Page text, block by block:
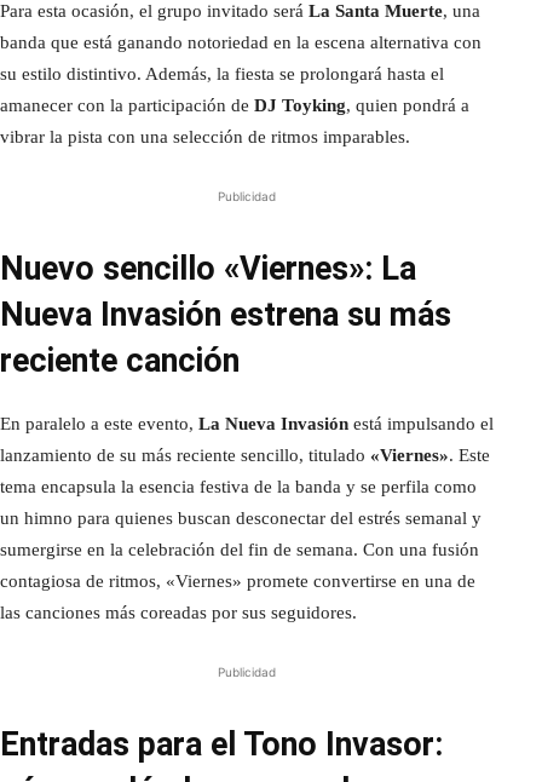
Para esta ocasión, el grupo invitado será La Santa Muerte, una
banda que está ganando notoriedad en la escena alternativa con
su estilo distintivo. Además, la fiesta se prolongará hasta el
amanecer con la participación de DJ Toyking, quien pondrá a
vibrar la pista con una selección de ritmos imparables.
Publicidad
Nuevo sencillo «Viernes»: La
Nueva Invasión estrena su más
reciente canción
En paralelo a este evento, La Nueva Invasión está impulsando el
lanzamiento de su más reciente sencillo, titulado «Viernes». Este
tema encapsula la esencia festiva de la banda y se perfila como
un himno para quienes buscan desconectar del estrés semanal y
sumergirse en la celebración del fin de semana. Con una fusión
contagiosa de ritmos, «Viernes» promete convertirse en una de
las canciones más coreadas por sus seguidores.
Publicidad
Entradas para el Tono Invasor: